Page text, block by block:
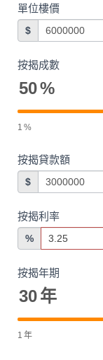
單位樓價
$
按揭成數
50%
1 %
按揭貸款額
$
按揭利率
%
按揭年期
30年
1 年